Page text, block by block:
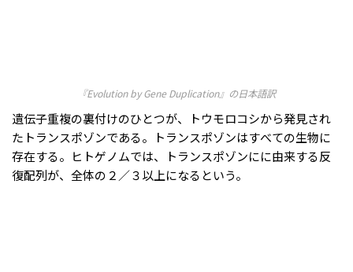
『Evolution by Gene Duplication』の日本語訳
遺伝子重複の裏付けのひとつが、トウモロコシから発見され
たトランスポゾンである。トランスポゾンはすべての生物に
存在する。ヒトゲノムでは、トランスポゾンにに由来する反
復配列が、全体の２／３以上になるという。